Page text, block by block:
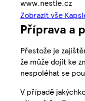
www.nestle.cz
Zobrazit vše
Příprava a
Přestože je
že může dojít ke
nespoléhat se
V případě